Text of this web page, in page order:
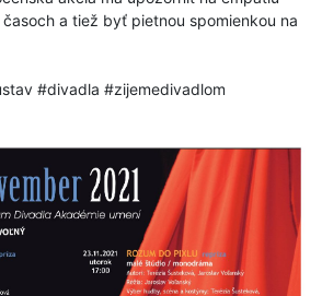
a tiež byť pietnou spomienkou na
#divadla #zijemedivadlom